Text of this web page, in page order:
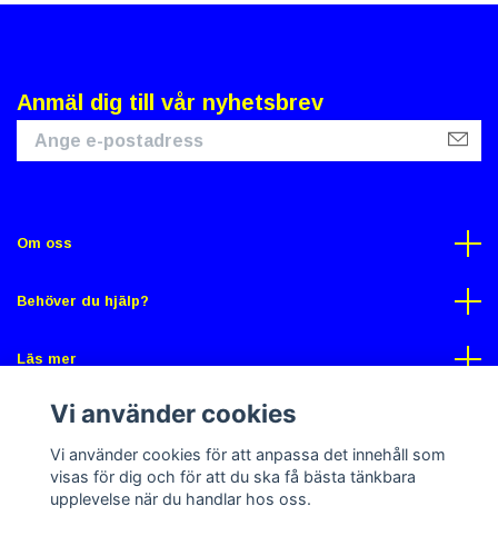
Anmäl dig till vår nyhetsbrev
Om oss
Behöver du hjälp?
Läs mer
Sociala medier
Vi använder cookies
Vi använder cookies för att anpassa det innehåll som
visas för dig och för att du ska få bästa tänkbara
upplevelse när du handlar hos oss.